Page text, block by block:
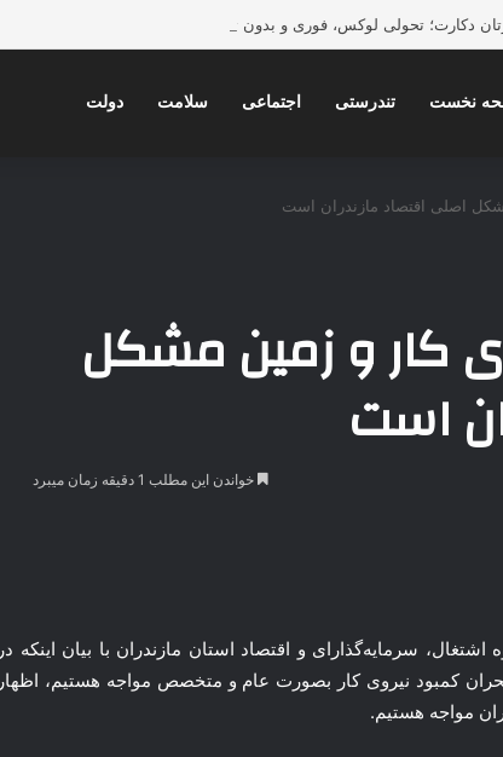
دکارت؛ تحولی لوکس، فوری و بدون تخریب در دکوراسیون داخلی
نخست تندرستی اجتماعی سلامت دولت
اصلی اقتصاد مازندران است
کار و زمین مشکل
است
خواندن این مطلب 1 دقیقه زمان میبرد
جلسه کارگروه اشتغال، سرمایه‌گذارای و اقتصاد استان مازندران با بیان اینکه در
کمبود نیروی کار بصورت عام و متخصص مواجه هستیم، اظهار
مواجه هستیم.